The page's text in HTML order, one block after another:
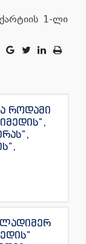
1-ლი
როდამი